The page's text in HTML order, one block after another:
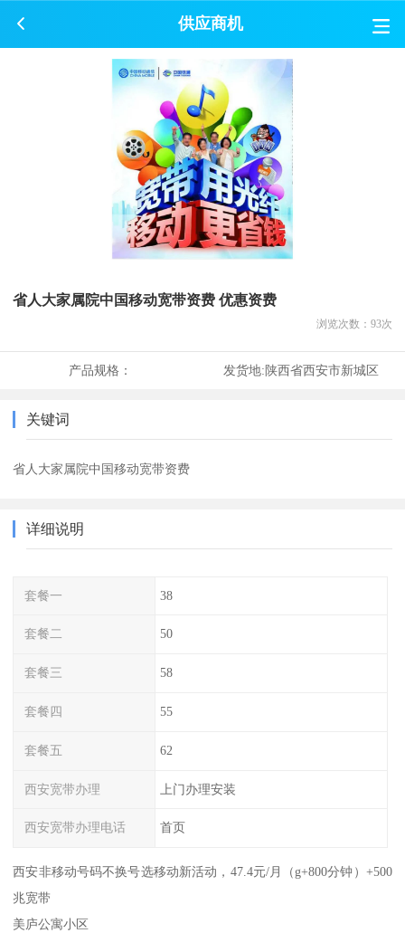
供应商机
省人大家属院中国移动宽带资费 优惠资费
浏览次数： 93次
产品规格： 发货地:陕西省西安市新城区
关键词
省人大家属院中国移动宽带资费
详细说明
套餐一 38
套餐二 50
套餐三 58
套餐四 55
套餐五 62
西安宽带办理 上门办理安装
西安宽带办理电话 首页
西安非移动号码不换号选移动新活动，47.4元/月（g+800分钟）+500
兆宽带
美庐公寓小区